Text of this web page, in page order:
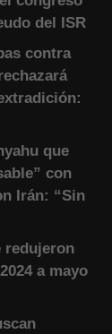
del ISR
contra
que
con
Irán: “Sin
redujeron
a mayo